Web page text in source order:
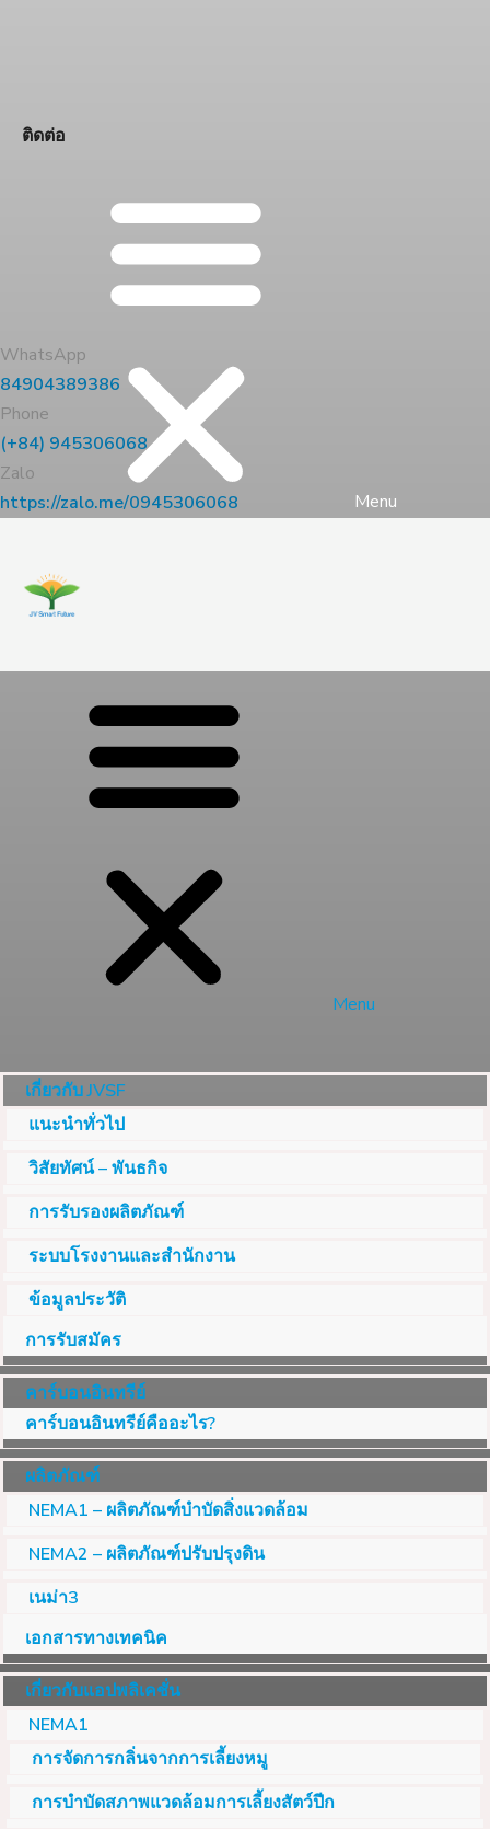
ติดต่อ
Menu
WhatsApp
84904389386
Phone
(+84) 945306068
Zalo
https://zalo.me/0945306068
Menu
เกี่ยวกับ JVSF
แนะนำทั่วไป
วิสัยทัศน์ – พันธกิจ
การรับรองผลิตภัณฑ์
ระบบโรงงานและสำนักงาน
ข้อมูลประวัติ
การรับสมัคร
คาร์บอนอินทรีย์
คาร์บอนอินทรีย์คืออะไร?
ผลิตภัณฑ์
NEMA1 – ผลิตภัณฑ์บำบัดสิ่งแวดล้อม
NEMA2 – ผลิตภัณฑ์ปรับปรุงดิน
เนม่า3
เอกสารทางเทคนิค
เกี่ยวกับแอปพลิเคชั่น
NEMA1
การจัดการกลิ่นจากการเลี้ยงหมู
การบำบัดสภาพแวดล้อมการเลี้ยงสัตว์ปีก